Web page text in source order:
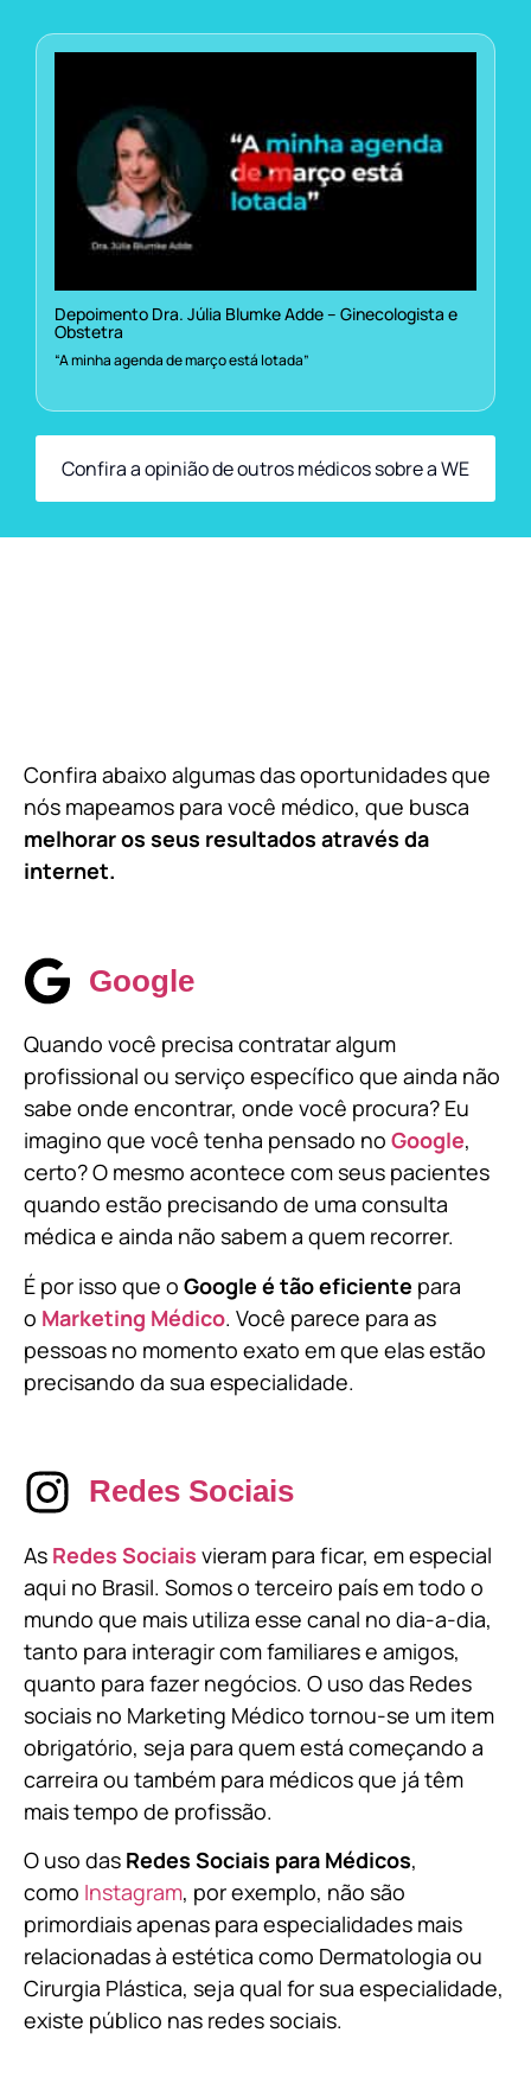
Depoimento Dra. Júlia Blumke Adde – Ginecologista e
Obstetra
“A minha agenda de março está lotada”
Confira a opinião de outros médicos sobre a WE
Confira abaixo algumas das oportunidades que
nós mapeamos para você médico, que busca
melhorar os seus resultados através da
internet.
Google
Quando você precisa contratar algum
profissional ou serviço específico que ainda não
sabe onde encontrar, onde você procura? Eu
imagino que você tenha pensado no Google,
certo? O mesmo acontece com seus pacientes
quando estão precisando de uma consulta
médica e ainda não sabem a quem recorrer.
É por isso que o Google é tão eficiente para
o Marketing Médico. Você parece para as
pessoas no momento exato em que elas estão
precisando da sua especialidade.
Redes Sociais
As Redes Sociais vieram para ficar, em especial
aqui no Brasil. Somos o terceiro país em todo o
mundo que mais utiliza esse canal no dia-a-dia,
tanto para interagir com familiares e amigos,
quanto para fazer negócios. O uso das Redes
sociais no Marketing Médico tornou-se um item
obrigatório, seja para quem está começando a
carreira ou também para médicos que já têm
mais tempo de profissão.
O uso das Redes Sociais para Médicos,
como Instagram, por exemplo, não são
primordiais apenas para especialidades mais
relacionadas à estética como Dermatologia ou
Cirurgia Plástica, seja qual for sua especialidade,
existe público nas redes sociais.